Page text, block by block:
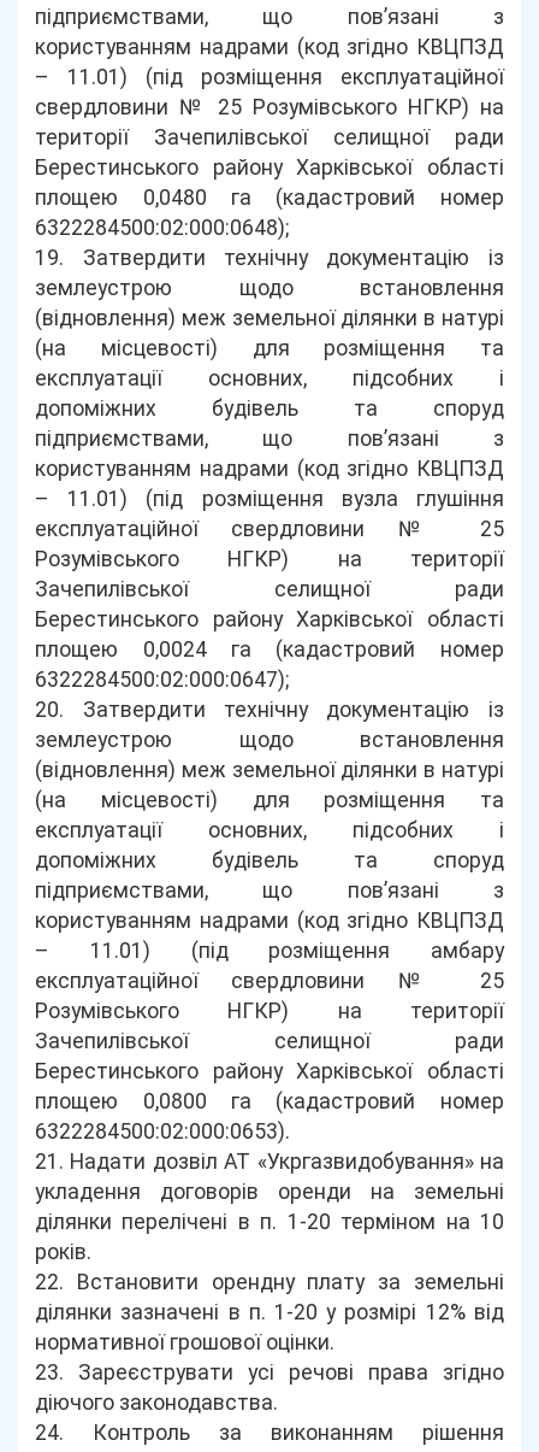
підприємствами, що пов’язані з
користуванням надрами (код згідно КВЦПЗД
– 11.01) (під розміщення експлуатаційної
свердловини № 25 Розумівського НГКР) на
території Зачепилівської селищної ради
Берестинського району Харківської області
площею 0,0480 га (кадастровий номер
6322284500:02:000:0648);
19. Затвердити технічну документацію із
землеустрою щодо встановлення
(відновлення) меж земельної ділянки в натурі
(на місцевості) для розміщення та
експлуатації основних, підсобних і
допоміжних будівель та споруд
підприємствами, що пов’язані з
користуванням надрами (код згідно КВЦПЗД
– 11.01) (під розміщення вузла глушіння
експлуатаційної свердловини № 25
Розумівського НГКР) на території
Зачепилівської селищної ради
Берестинського району Харківської області
площею 0,0024 га (кадастровий номер
6322284500:02:000:0647);
20. Затвердити технічну документацію із
землеустрою щодо встановлення
(відновлення) меж земельної ділянки в натурі
(на місцевості) для розміщення та
експлуатації основних, підсобних і
допоміжних будівель та споруд
підприємствами, що пов’язані з
користуванням надрами (код згідно КВЦПЗД
– 11.01) (під розміщення амбару
експлуатаційної свердловини № 25
Розумівського НГКР) на території
Зачепилівської селищної ради
Берестинського району Харківської області
площею 0,0800 га (кадастровий номер
6322284500:02:000:0653).
21. Надати дозвіл АТ «Укргазвидобування» на
укладення договорів оренди на земельні
ділянки перелічені в п. 1-20 терміном на 10
років.
22. Встановити орендну плату за земельні
ділянки зазначені в п. 1-20 у розмірі 12% від
нормативної грошової оцінки.
23. Зареєструвати усі речові права згідно
діючого законодавства.
24. Контроль за виконанням рішення